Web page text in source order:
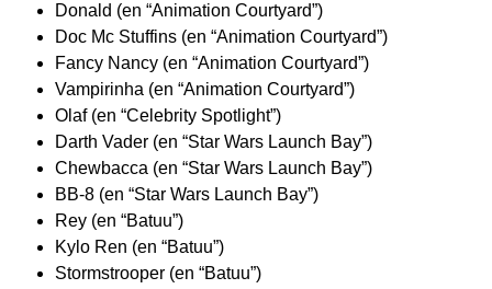
Donald (en “Animation Courtyard”)
Doc Mc Stuffins (en “Animation Courtyard”)
Fancy Nancy (en “Animation Courtyard”)
Vampirinha (en “Animation Courtyard”)
Olaf (en “Celebrity Spotlight”)
Darth Vader (en “Star Wars Launch Bay”)
Chewbacca (en “Star Wars Launch Bay”)
BB-8 (en “Star Wars Launch Bay”)
Rey (en “Batuu”)
Kylo Ren (en “Batuu”)
Stormstrooper (en “Batuu”)